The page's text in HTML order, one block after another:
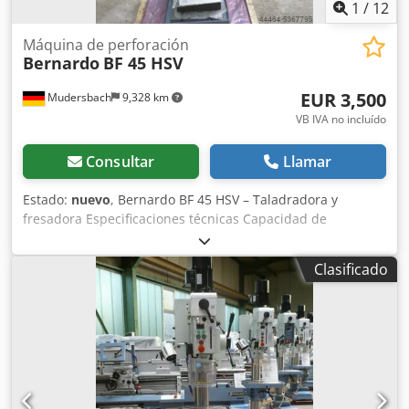
1 / 12
Mudersbach 9,328 km
Máquina de perforación
Bernardo BF 45 HSV
EUR 3,500
VB IVA no incluído
Consultar Llamar
Estado: nuevo, Bernardo BF 45 HSV – Taladradora y
fresadora Especificaciones técnicas Capacidad de
taladrado en acero: 32 mm Capacidad de taladrado en
fundición: 40 mm Fresadora de cabeza portafresas máx.:
80 mm Salida: 280 mm Velocidad del husillo: (12) 75 – 3200
rpm Cono del husillo: MK 4 Recorrido del cono: 120 mm
Avance del cono: (3) 0,10 / 0,18 / 0,26 mm/rev Tamaño de la
mesa: 730 x 210 mm Tamaño de la ranura en T: 14 mm
Distancia husillo / mesa máx.: 640 mm Distancia husillo /
placa base máx.: 1190 mm Recorrido (x / y): 495 / 200 mm
Cabeza fresadora con posibilidad de giro: -90° a +90°
Clasificado